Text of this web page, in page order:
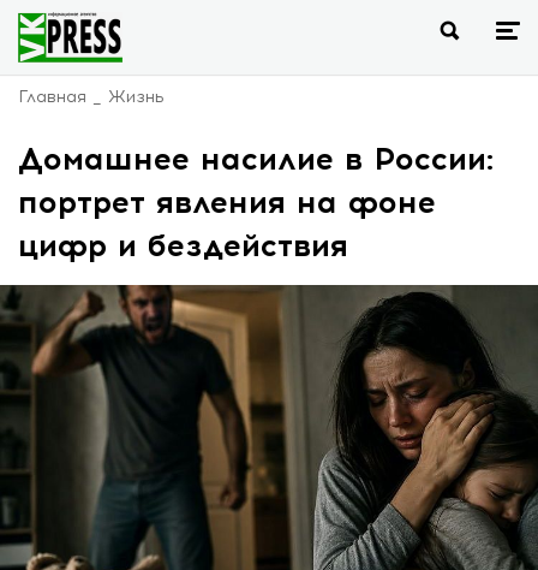
Главная Жизнь
Домашнее насилие в России:
портрет явления на фоне
цифр и бездействия